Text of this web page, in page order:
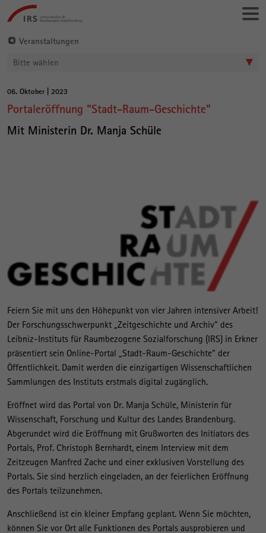
Gehe
direkt
zu:
Leibniz-
Institut
für
Sozialforschung
Veranstaltungen
Bitte wählen
Hauptinhalt
06. Oktober | 2023
Portaleröffnung "Stadt-Raum-Geschichte"
Mit Ministerin Dr. Manja Schüle
Feiern Sie mit uns den Höhepunkt von vier Jahren intensiver Arbeit!
Der Forschungsschwerpunkt „Zeitgeschichte und Archiv“ des
Leibniz-Instituts für Raumbezogene Sozialforschung (IRS) in Erkner
präsentiert sein Online-Portal „Stadt-Raum-Geschichte“ der
Öffentlichkeit. Damit werden die einzigartigen Wissenschaftlichen
Sammlungen des Instituts erstmals digital zugänglich.
Eröffnet wird das Portal von Dr. Manja Schüle, Ministerin für
Wissenschaft, Forschung und Kultur des Landes Brandenburg.
Abgerundet wird die Eröffnung mit Grußworten des Initiators des
Portals, Prof. Christoph Bernhardt, einem Interview mit dem
Zeitzeugen Manfred Zache und einer exklusiven Vorstellung des
Portals. Sie sind herzlich eingeladen, an der feierlichen Eröffnung
des Portals teilzunehmen.
Anschließend ist ein kleiner Empfang geplant. Wenn Sie möchten,
können Sie vor Ort alle Funktionen des Portals ausprobieren und